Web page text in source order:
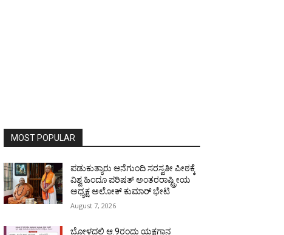
MOST POPULAR
ಪಡುಕುತ್ಯಾರು ಆನೆಗುಂದಿ ಸರಸ್ವತೀ ಪೀಠಕ್ಕೆ
ವಿಶ್ವ ಹಿಂದೂ ಪರಿಷತ್ ಅಂತರರಾಷ್ಟ್ರೀಯ
ಅಧ್ಯಕ್ಷ ಅಲೋಕ್ ಕುಮಾರ್ ಭೇಟಿ
August 7, 2026
ಬೋಳದಲ್ಲಿ ಆ.9ರಂದು ಯಕ್ಷಗಾನ